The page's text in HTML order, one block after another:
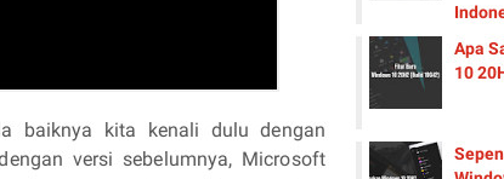
baiknya kita kenali dulu dengan
versi sebelumnya, Microsoft
Apa
10